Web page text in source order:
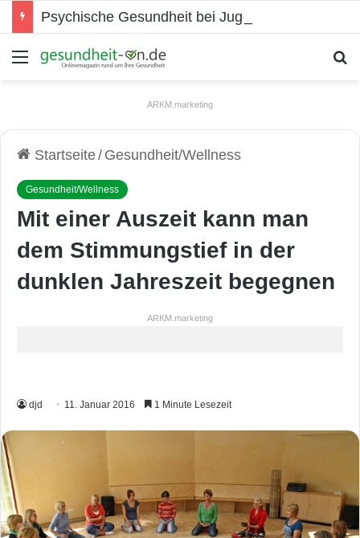
Psychische Gesundheit bei Jugendlichen
Menü
ARKM.marketing
Startseite/ Gesundheit/Wellness
Gesundheit/Wellness
Mit einer Auszeit kann man
dem Stimmungstief in der
dunklen Jahreszeit begegnen
ARKM.marketing
djd 11. Januar 2016 1 Minute Lesezeit